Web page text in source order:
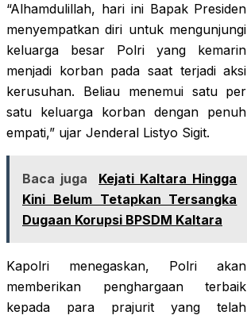
“Alhamdulillah, hari ini Bapak Presiden
menyempatkan diri untuk mengunjungi
keluarga besar Polri yang kemarin
menjadi korban pada saat terjadi aksi
kerusuhan. Beliau menemui satu per
satu keluarga korban dengan penuh
empati,” ujar Jenderal Listyo Sigit.
Baca juga
Kejati Kaltara Hingga
Kini Belum Tetapkan Tersangka
Dugaan Korupsi BPSDM Kaltara
Kapolri menegaskan, Polri akan
memberikan penghargaan terbaik
kepada para prajurit yang telah